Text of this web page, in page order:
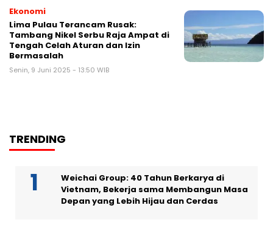
Ekonomi
Lima Pulau Terancam Rusak:
Tambang Nikel Serbu Raja Ampat di
Tengah Celah Aturan dan Izin
Bermasalah
Senin, 9 Juni 2025 - 13:50 WIB
TRENDING
Weichai Group: 40 Tahun Berkarya di
Vietnam, Bekerja sama Membangun Masa
Depan yang Lebih Hijau dan Cerdas